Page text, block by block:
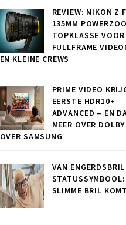
REVIEW: NIKON Z
135MM
TOPKLASSE VOOR
FULLFRAME
EN KLEINE CREWS
PRIME VIDEO
EERSTE HDR10+
ADVANCED – EN
MEER OVER
OVER SAMSUNG
VAN
SLIMME BRIL